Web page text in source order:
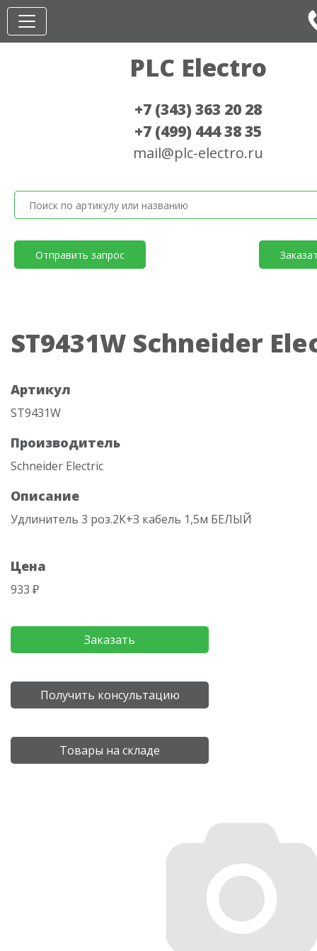
PLC Electro
+7 (343) 363 20 28
+7 (499) 444 38 35
mail@plc-electro.ru
Отправить запрос
ST9431W Schneider
Артикул
ST9431W
Производитель
Schneider Electric
Описание
Удлинитель 3 роз.2К+З кабель 1,5м БЕЛЫЙ
Цена
933 ₽
Заказать
Получить консультацию
Товары на складе